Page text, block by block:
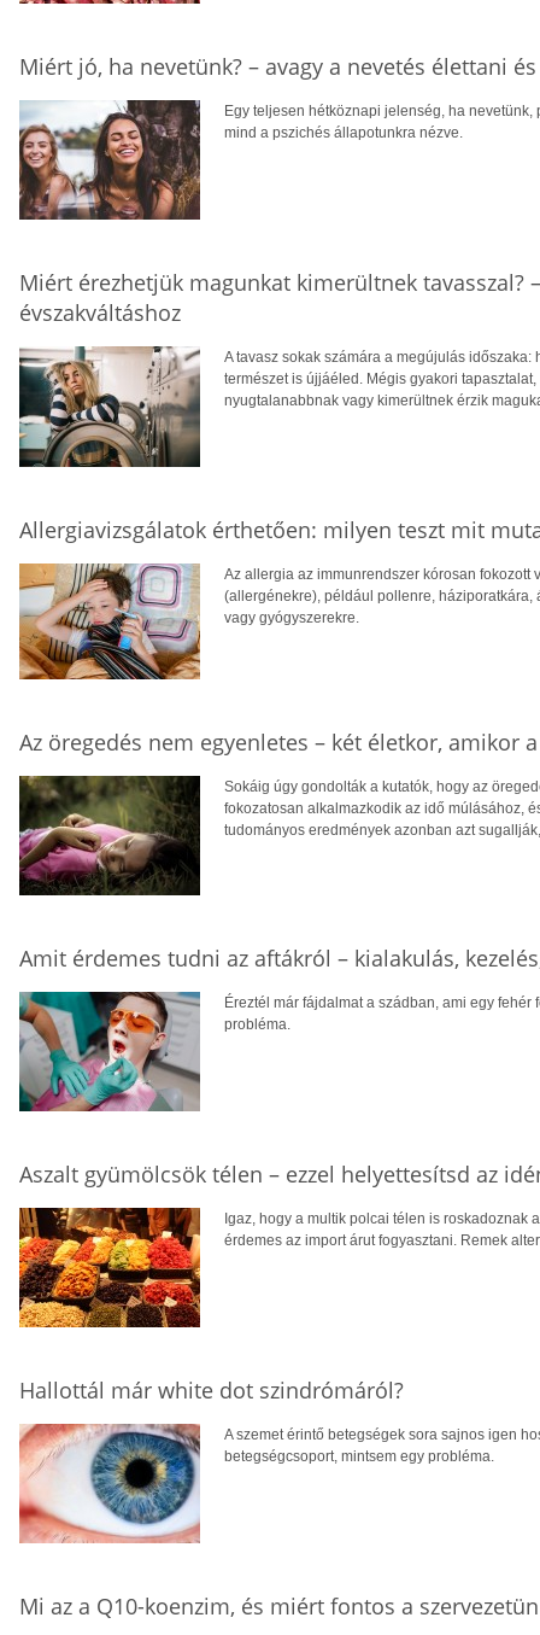
Miért jó, ha nevetünk? – avagy a nevetés élettani
Egy teljesen hétköznapi jelenség, ha
mind a pszichés állapotunkra nézve.
Miért érezhetjük magunkat kimerültnek tavasszal?
évszakváltáshoz
A tavasz sokak számára a megújulás
természet is újjáéled. Mégis gyakori
nyugtalanabbnak vagy kimerültnek érzik
Allergiavizsgálatok érthetően: milyen teszt mit
Az allergia az immunrendszer kórosan
(allergénekre), például pollenre,
vagy gyógyszerekre.
Az öregedés nem egyenletes – két életkor, amikor
Sokáig úgy gondolták a kutatók, hogy az
fokozatosan alkalmazkodik az idő múlásához,
tudományos eredmények azonban azt
Amit érdemes tudni az aftákról – kialakulás,
Éreztél már fájdalmat a szádban, ami egy
probléma.
Aszalt gyümölcsök télen – ezzel helyettesítsd az
Igaz, hogy a multik polcai télen is roskadoznak
érdemes az import árut fogyasztani. Remek
Hallottál már white dot szindrómáról?
A szemet érintő betegségek sora sajnos igen
betegségcsoport, mintsem egy probléma.
Mi az a Q10-koenzim, és miért fontos a